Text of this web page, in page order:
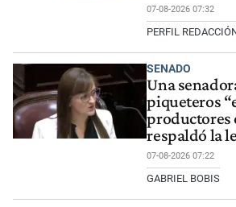
07-08-2026 07:32
PERFIL
SENADO
Una
piqueteros
productores
respaldó la
07-08-2026 07:22
GABRIEL BOBIS